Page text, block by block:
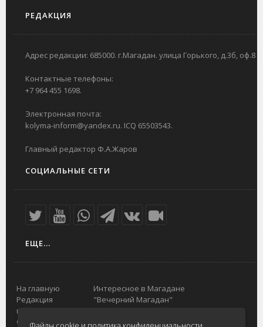
РЕДАКЦИЯ
Адрес редакции: 685000. г.Магадан. улица Горького, д.3б, оф.8
Контактные телефоны:
+7 964 455 1698.
Электронная почта:
kolyma-inform@yandex.ru. ICQ 65503543.
Главный редактор Ф.А.Жаров
СОЦИАЛЬНЫЕ СЕТИ
ЕЩЕ...
На главную
Редакция
портала
О проекте
Интересное в Магадане
"Вечерний Магадан"
Городская доска объявлений
Реклама